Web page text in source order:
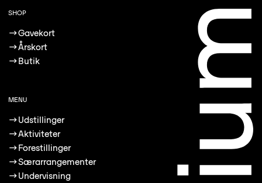
SHOP
→Gavekort
→Årskort
→Butik
MENU
→Udstillinger
→Aktiviteter
→Forestillinger
→Særarrangementer
→Undervisning